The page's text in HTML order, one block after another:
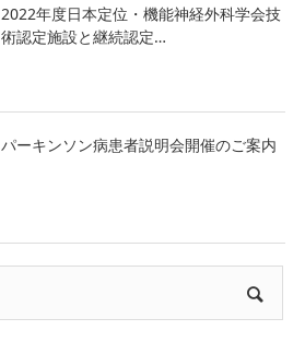
2022年度日本定位・機能神経外科学会技
術認定施設と継続認定…
パーキンソン病患者説明会開催のご案内